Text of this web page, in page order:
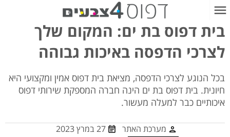
בית דפוס בת ים: המקום שלך
לצרכי הדפסה באיכות גבוהה
בכל הנוגע לצרכי הדפסה, מציאת בית דפוס אמין ומקצועי היא
חיונית. בית דפוס בת ים הינה חברה המספקת שירותי דפוס
איכותיים כבר למעלה מעשור.
מערכת האתר 27 במרץ 2023